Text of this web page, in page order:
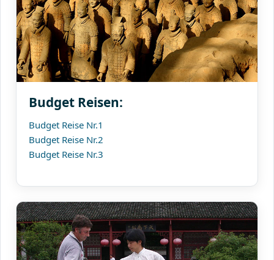
Budget Reisen:
Budget Reise Nr.1
Budget Reise Nr.2
Budget Reise Nr.3